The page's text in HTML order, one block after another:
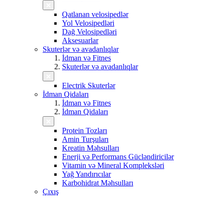
Qatlanan velosipedlər
Yol Velosipedləri
Dağ Velosipedləri
Aksesuarlar
Skuterlər və avadanlıqlar
İdman və Fitnes
Skuterlər və avadanlıqlar
Electrik Skuterlər
İdman Qidaları
İdman və Fitnes
İdman Qidaları
Protein Tozları
Amin Turşuları
Kreatin Məhsulları
Enerji və Performans Gücləndiricilər
Vitamin və Mineral Kompleksləri
Yağ Yandırıcılar
Karbohidrat Məhsulları
Çıxış